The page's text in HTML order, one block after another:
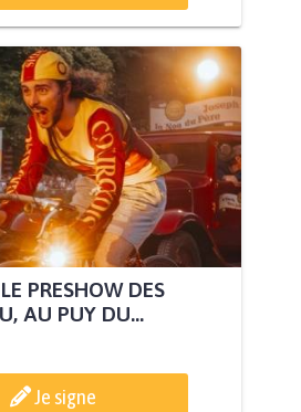
PRESHOW DES
AU PUY DU...
Je signe